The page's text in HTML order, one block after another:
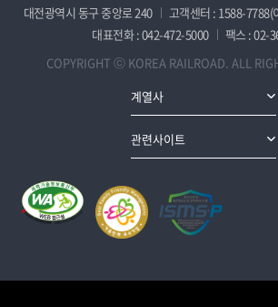
대전광역시 동구 중앙로 240
고객센터 : 1588-7788(
대표전화 : 042-472-5000
팩스 : 02-
COPYRIGHT ⓒ KOREA RAILROAD. ALL
계열사
관련사이트